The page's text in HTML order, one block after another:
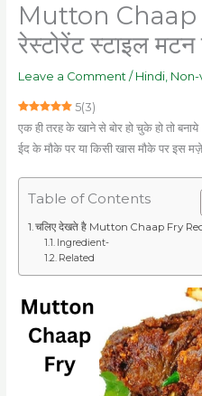
Mutton Chaap
रेस्टोरेंट स्टाइल मटन
Leave a Comment / Hindi,
5(3)
एक ही तरह के खाने से बोर हो चुके हो तो बनाये
ईद के मौके पर या किसी खास मौके पर इस
Table of Contents
चलिए देखते है Mutton Chaap Fry
Ingredient-
Related